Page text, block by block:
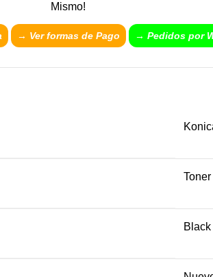
Mismo!
→ Ver formas de Pago → Pedidos por
Toner
Black